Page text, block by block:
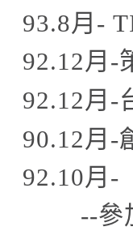
93.8月 -
92.12月 -
92.12月 -
90.12月 -
92.10月 -
--參